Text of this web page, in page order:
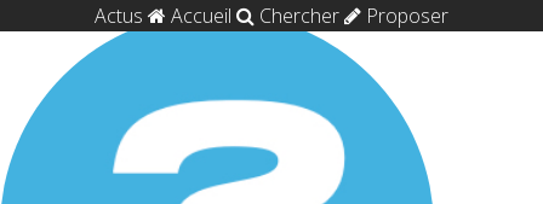
Actus Accueil Chercher Proposer